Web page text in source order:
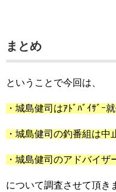
まとめ
ということで今回は、
・城島健司はｱﾄﾞﾊﾞｲｻﾞｰ
・城島健司の釣番組は中
・城島健司のアドバイザ
について調査させて頂き